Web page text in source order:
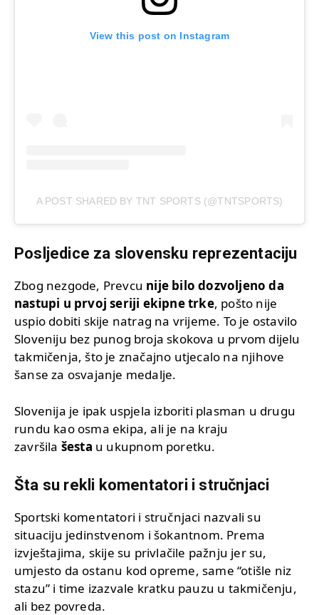
View this post on Instagram
A POST SHARED BY TNT SPORTS (@TNTSPORTS)
Posljedice za slovensku reprezentaciju
Zbog nezgode, Prevcu nije bilo dozvoljeno da
nastupi u prvoj seriji ekipne trke, pošto nije
uspio dobiti skije natrag na vrijeme. To je ostavilo
Sloveniju bez punog broja skokova u prvom dijelu
takmičenja, što je značajno utjecalo na njihove
šanse za osvajanje medalje.
Slovenija je ipak uspjela izboriti plasman u drugu
rundu kao osma ekipa, ali je na kraju
završila šesta u ukupnom poretku.
Šta su rekli komentatori i stručnjaci
Sportski komentatori i stručnjaci nazvali su
situaciju jedinstvenom i šokantnom. Prema
izvještajima, skije su privlačile pažnju jer su,
umjesto da ostanu kod opreme, same “otišle niz
stazu” i time izazvale kratku pauzu u takmičenju,
ali bez povreda.